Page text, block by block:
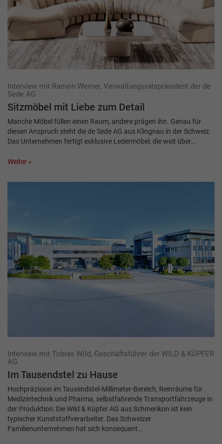
Interview mit Ramon Werner, Verwaltungsratspräsident der de
Sede AG
Sitzmöbel mit Liebe zum Detail
Manche Möbel füllen einen Raum, andere prägen ihn. Genau für
diesen Anspruch steht die de Sede AG aus Klingnau in der Schweiz.
Das Unternehmen fertigt exklusive Ledermöbel, die weit über…
Weiter »
Interview mit Tobias Wild, Geschäftsführer der WILD & KÜPFER
AG
Im Tausendstel zu Hause
Hochpräzision im Tausendstel-Millimeter-Bereich, Reinräume für
Medizintechnik und Pharma, selbstfahrende Transportfahrzeuge in
der Produktion: Die Wild & Küpfer AG aus Schmerikon ist kein
typischer Kunststoffverarbeiter. Das Schweizer
Familienunternehmen hat sich konsequent…